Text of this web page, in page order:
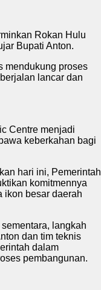
Rokan Hulu
Bupati Anton.
mendukung proses
lancar dan
Centre menjadi
keberkahan bagi
hari ini, Pemerintah
komitmennya
ikon besar daerah
langkah
dan tim teknis
dalam
pembangunan.